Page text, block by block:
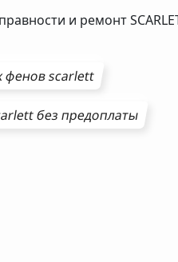
и ремонт
феновscarlett
без предоплаты